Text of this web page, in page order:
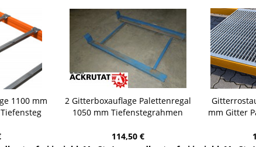
1100 mm
2 Gitterboxauflage Palettenregal
1050 mm Tiefenstegrahmen
114,50 €
mm Gitter